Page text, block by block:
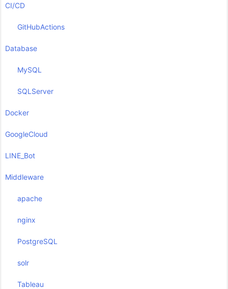
CI/CD
GitHubActions
Database
MySQL
SQLServer
Docker
GoogleCloud
LINE_Bot
Middleware
apache
nginx
PostgreSQL
solr
Tableau